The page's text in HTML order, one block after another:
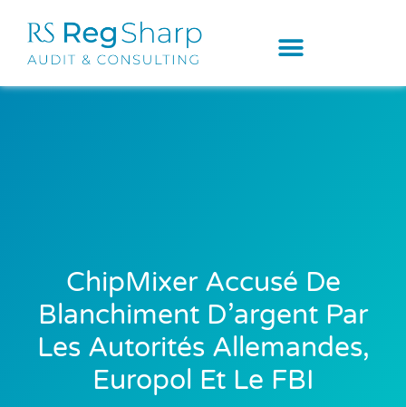
ChipMixer Accusé De
Blanchiment D’argent Par
Les Autorités Allemandes,
Europol Et Le FBI